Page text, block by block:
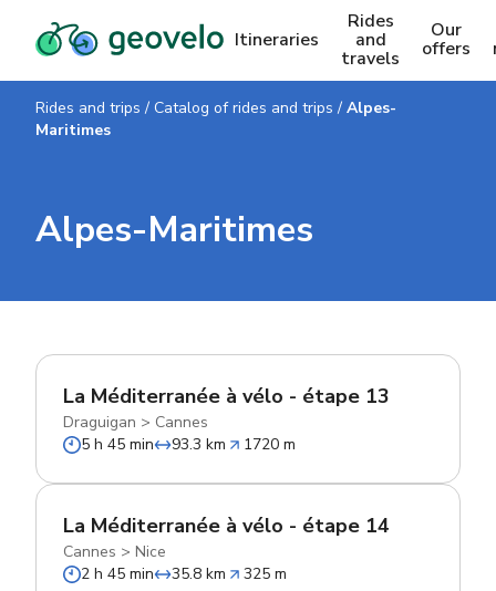
Itineraries
Rides
and
travels
Our
offers
Rides and trips / Catalog of rides and trips / Alpes-
Maritimes
Alpes-Maritimes
La Méditerranée à vélo - étape 13
Draguigan > Cannes
5 h 45 min
93.3 km 1720 m
La Méditerranée à vélo - étape 14
Cannes > Nice
2 h 45 min
35.8 km 325 m